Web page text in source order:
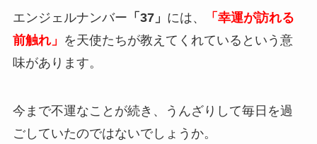
エンジェルナンバー 「37」 には、
「幸運が訪れる
前触れ」 を天使たちが教えてくれているという意
味があります。
今まで不運なことが続き、うんざりして毎日を過
ごしていたのではないでしょうか。